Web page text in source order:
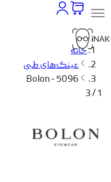
خانه
عینک‌های طبی
Bolon - 5096
1 / 3